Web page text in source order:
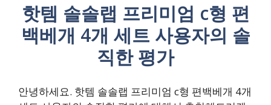
핫템 솔솔랩 프리미엄 c형 편
백베개 4개 세트 사용자의 솔
직한 평가
안녕하세요. 핫템 솔솔랩 프리미엄 c형 편백베개 4개